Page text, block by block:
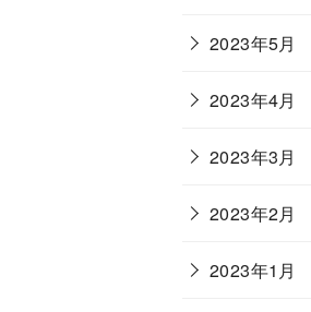
2023年5月
2023年4月
2023年3月
2023年2月
2023年1月